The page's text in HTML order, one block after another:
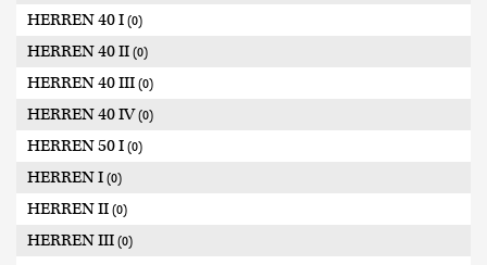
HERREN 40 I (0)
HERREN 40 II (0)
HERREN 40 III (0)
HERREN 40 IV(0)
HERREN 50 I (0)
HERREN I (0)
HERREN II (0)
HERREN III (0)